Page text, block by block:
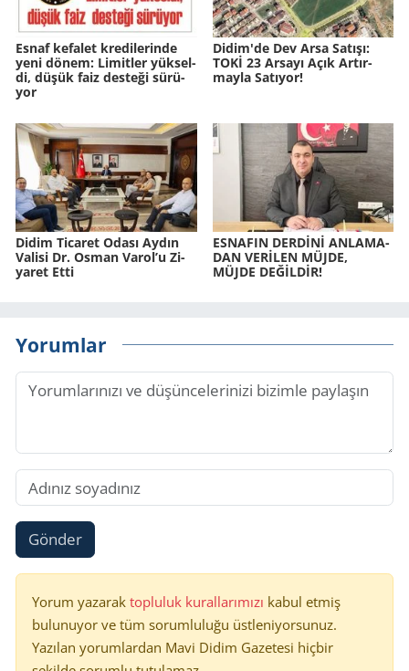
Esnaf ke­fa­let kre­di­le­rin­de
yeni dönem: Li­mit­ler yük­sel­
di, düşük faiz des­te­ği sü­rü­
yor
Didim'de Dev Arsa Sa­tı­şı:
TOKİ 23 Ar­sa­yı Açık Ar­tır­
may­la Sa­tı­yor!
Didim Ti­ca­ret Odası Aydın
Va­li­si Dr. Osman Varol’u Zi­
ya­ret Etti
ES­NA­FIN DERDİNİ AN­LA­MA­
DAN VERİLEN MÜJDE,
MÜJDE DEĞİLDİR!
Yorumlar
Gönder
Yorum yazarak topluluk kurallarımızı kabul etmiş
bulunuyor ve tüm sorumluluğu üstleniyorsunuz.
Yazılan yorumlardan Mavi Didim Gazetesi hiçbir